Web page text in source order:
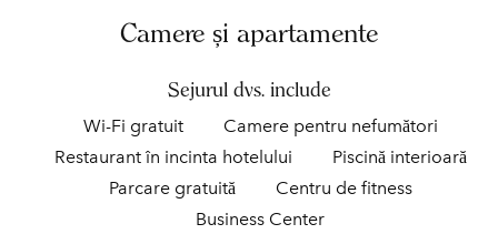
Camere și apartamente
Sejurul dvs. include
Wi-Fi gratuit
Camere pentru nefumători
Restaurant în incinta hotelului
Piscină interioară
Parcare gratuită
Centru de fitness
Business Center